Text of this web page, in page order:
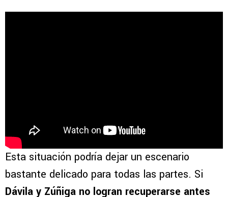
Esta situación podría dejar un escenario
bastante delicado para todas las partes. Si
Dávila y Zúñiga no logran recuperarse antes